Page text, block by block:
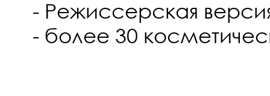
- Режиссерская
- более 30